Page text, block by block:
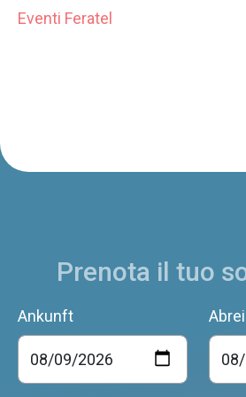
Eventi Feratel
Prenota il tuo
Ankunft